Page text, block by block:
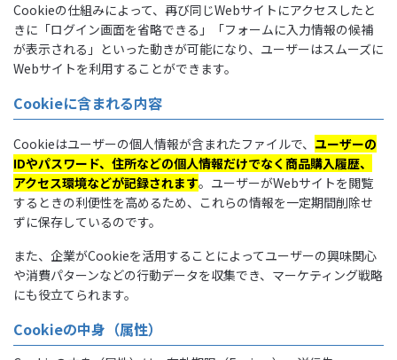
Cookieの仕組みによって、再び同じWebサイトにアクセスしたと
きに「ログイン画面を省略できる」「フォームに入力情報の候補
が表示される」といった動きが可能になり、ユーザーはスムーズに
Webサイトを利用することができます。
Cookieに含まれる内容
Cookieはユーザーの個人情報が含まれたファイルで、 ユーザーの
IDやパスワード、住所などの個人情報だけでなく商品購入履歴、
アクセス環境などが記録されます。ユーザーがWebサイトを閲覧
するときの利便性を高めるため、これらの情報を一定期間削除せ
ずに保存しているのです。
また、企業がCookieを活用することによってユーザーの興味関心
や消費パターンなどの行動データを収集でき、マーケティング戦略
にも役立てられます。
Cookieの中身（属性）